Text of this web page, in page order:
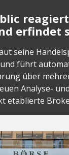
erfindet
seine
führt
über
Analyse-
etablierte